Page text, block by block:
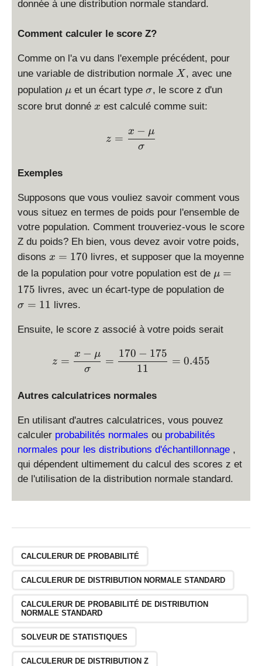
y
yl
\f
r
a
c
{
\
si
g
m
a
y
yl
\f
r
a
c
-
{
\
si
g
m
a
donnée à une distribution normale standard.
Comment calculer le score Z?
Comme on l'a vu dans l'exemple précédent, pour
une variable de distribution normale X
X , avec une
population \
m
μ et un écart type \
si
m
a
σ, le score z d'un
score brut donné x
x est calculé comme suit:
\displaystyle z = \frac{x
z =
σ
x − μ
Exemples
Supposons que vous vouliez savoir comment vous
vous situez en termes de poids pour l'ensemble de
votre population. Comment trouveriez-vous le score
Z du poids? Eh bien, vous devez avoir votre poids,
disons x
=
1
7
0
x = 170 livres, et supposer que la moyenne
de la population pour votre population est de \
m
1
7
μ =
175 livres, avec un écart-type de population de
σ = 11 livres.
Ensuite, le score z associé à votre poids serait
\displaystyle z = \frac{x
z =
σ
x − μ
=
11
170 − 175
= 0.455
Autres calculatrices normales
En utilisant d'autres calculatrices, vous pouvez
calculer probabilités normales ou probabilités
normales pour les distributions d'échantillonnage ,
qui dépendent ultimement du calcul des scores z et
de l'utilisation de la distribution normale standard.
CALCULERUR DE PROBABILITÉ
CALCULERUR DE DISTRIBUTION NORMALE STANDARD
CALCULERUR DE PROBABILITÉ DE DISTRIBUTION
NORMALE STANDARD
SOLVEUR DE STATISTIQUES
CALCULERUR DE DISTRIBUTION Z